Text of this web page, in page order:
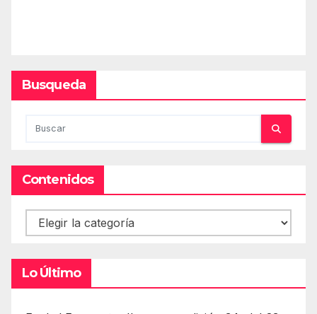
Busqueda
Contenidos
Contenidos
Lo Último